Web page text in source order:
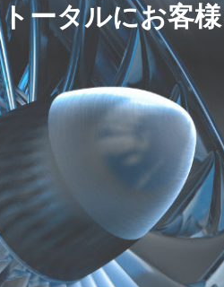
トータルにお客